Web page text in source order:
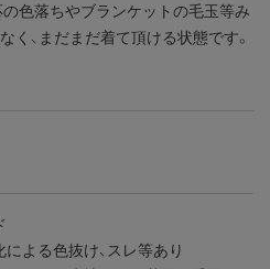
色落ちやブランケットの毛玉等み
く、まだまだ着て頂ける状態です。
による色抜け、スレ等あり